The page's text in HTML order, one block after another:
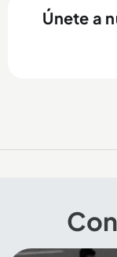
Únete a